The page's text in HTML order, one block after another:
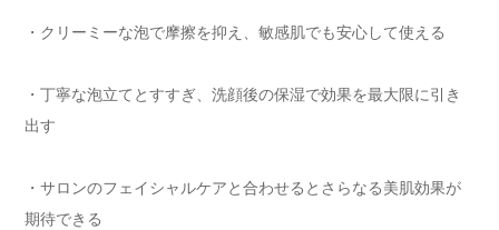
・クリーミーな泡で摩擦を抑え、敏感肌でも安心して使える
・丁寧な泡立てとすすぎ、洗顔後の保湿で効果を最大限に引き
出す
・サロンのフェイシャルケアと合わせるとさらなる美肌効果が
期待できる